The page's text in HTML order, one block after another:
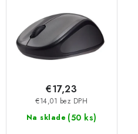
Na sklade (50 ks)
€14,01 bez DPH
€17,23